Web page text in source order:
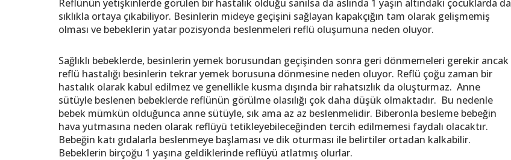
Reflünün yetişkinlerde görülen bir hastalık olduğu sanılsa da aslında 1 yaşın altındaki çocuklarda da
sıklıkla ortaya çıkabiliyor. Besinlerin mideye geçişini sağlayan kapakçığın tam olarak gelişmemiş
olması ve bebeklerin yatar pozisyonda beslenmeleri reflü oluşumuna neden oluyor.
Sağlıklı bebeklerde, besinlerin yemek borusundan geçişinden sonra geri dönmemeleri gerekir ancak
reflü hastalığı besinlerin tekrar yemek borusuna dönmesine neden oluyor. Reflü çoğu zaman bir
hastalık olarak kabul edilmez ve genellikle kusma dışında bir rahatsızlık da oluşturmaz. Anne
sütüyle beslenen bebeklerde reflünün görülme olasılığı çok daha düşük olmaktadır. Bu nedenle
bebek mümkün olduğunca anne sütüyle, sık ama az az beslenmelidir. Biberonla besleme bebeğin
hava yutmasına neden olarak reflüyü tetikleyebileceğinden tercih edilmemesi faydalı olacaktır.
Bebeğin katı gıdalarla beslenmeye başlaması ve dik oturması ile belirtiler ortadan kalkabilir.
Bebeklerin birçoğu 1 yaşına geldiklerinde reflüyü atlatmış olurlar.